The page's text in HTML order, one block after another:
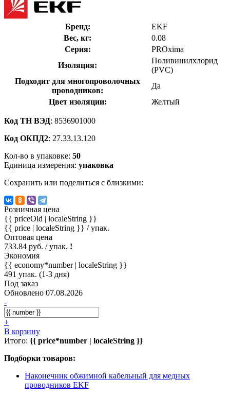
Бренд:
EKF
Вес, кг:
0.08
Серия:
PROxima
Изоляция:
Поливинилхлорид
(PVC)
Подходит для многопроволочных
проводников:
Да
Цвет изоляции:
Желтый
Код ТН ВЭД: 8536901000
Код ОКПД2: 27.33.13.120
Кол-во в упаковке: 50
Единица измерения: упаковка
Сохранить или поделиться с близкими:
Розничная цена
{{ priceOld | localeString }}
{{ price | localeString }} / упак.
Оптовая цена
733.84 руб. / упак. !
Экономия
{{ economy*number | localeString }}
491 упак. (1-3 дня)
Под заказ
Обновлено 07.08.2026
-
+
В корзину
Итого: {{ price*number | localeString }}
Подборки товаров:
Наконечник обжимной кабельный для медных
проводников EKF